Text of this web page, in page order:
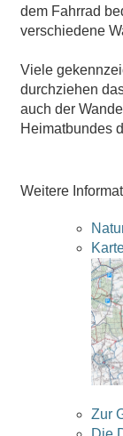
dem Fahrrad
verschiedene
Viele
durchziehen
auch der
Heimatbundes
Weitere
Zur